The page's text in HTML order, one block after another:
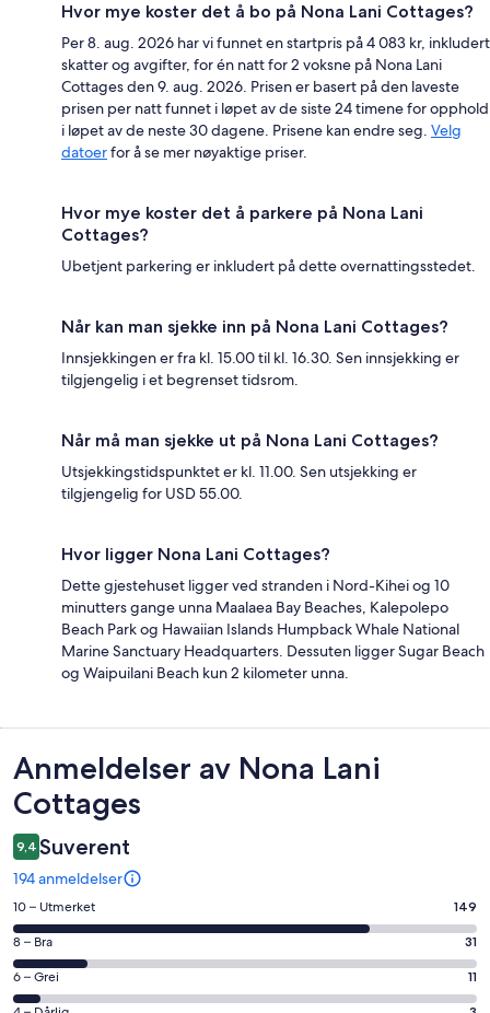
Hvor mye koster det å bo på Nona Lani Cottages?
Per 8. aug. 2026 har vi funnet en startpris på 4 083 kr, inkludert
skatter og avgifter, for én natt for 2 voksne på Nona Lani
Cottages den 9. aug. 2026. Prisen er basert på den laveste
prisen per natt funnet i løpet av de siste 24 timene for opphold
i løpet av de neste 30 dagene. Prisene kan endre seg. Velg
datoerfor å se mer nøyaktige priser.
Hvor mye koster det å parkere på Nona Lani
Cottages?
Ubetjent parkering er inkludert på dette overnattingsstedet.
Når kan man sjekke inn på Nona Lani Cottages?
Innsjekkingen er fra kl. 15.00 til kl. 16.30. Sen innsjekking er
tilgjengelig i et begrenset tidsrom.
Når må man sjekke ut på Nona Lani Cottages?
Utsjekkingstidspunktet er kl. 11.00. Sen utsjekking er
tilgjengelig for USD 55.00.
Hvor ligger Nona Lani Cottages?
Dette gjestehuset ligger ved stranden i Nord-Kihei og 10
minutters gange unna Maalaea Bay Beaches, Kalepolepo
Beach Park og Hawaiian Islands Humpback Whale National
Marine Sanctuary Headquarters. Dessuten ligger Sugar Beach
og Waipuilani Beach kun 2 kilometer unna.
Anmeldelser
Anmeldelser av Nona Lani
Cottages
9,4 Suverent
194 anmeldelser
Rangering
på
10
−
Utmerket.
10 – Utmerket 149
Rangering
på
8
8 – Bra 31
Rangering
på
6 – Grei 11